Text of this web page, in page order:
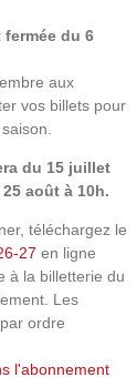
faire entendre
Ballet de l’OnR,
musical alliant
sa
Caravage – la
de la solitude
du 6
aux
vos billets pour
du 15 juillet
août à 10h.
téléchargez le
27 en ligne
à la billetterie du
Les
ordre
l'abonnement